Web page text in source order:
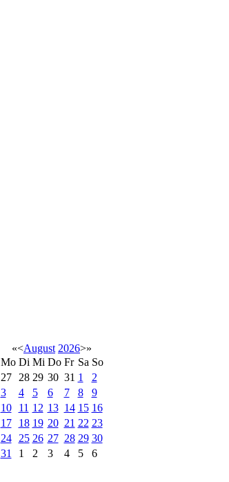
«<August 2026>»
Mo Di Mi Do Fr Sa So
27
28 29 30 31 1
2
3
4 5 6 7 8
9
10
11 12 13 14 15 16
17
18 19 20 21 22 23
24
25 26 27 28 29 30
31
1 2 3 4 5 6